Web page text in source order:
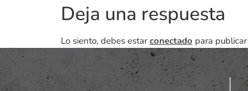
Deja una respuesta
Lo siento, debes estar conectado para